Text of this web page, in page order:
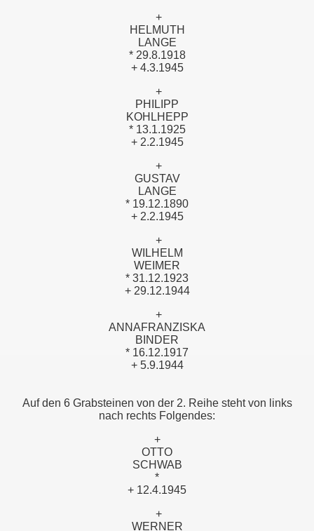
+
HELMUTH
LANGE
* 29.8.1918
+ 4.3.1945
+
PHILIPP
KOHLHEPP
* 13.1.1925
+ 2.2.1945
+
GUSTAV
LANGE
* 19.12.1890
+ 2.2.1945
+
WILHELM
WEIMER
* 31.12.1923
+ 29.12.1944
+
ANNAFRANZISKA
BINDER
* 16.12.1917
+ 5.9.1944
Auf den 6 Grabsteinen von der 2. Reihe steht von links
nach rechts Folgendes:
+
OTTO
SCHWAB
*
+ 12.4.1945
+
WERNER